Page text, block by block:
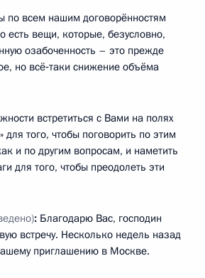
по всем нашим договорённостям
есть вещи, которые, безусловно,
озабоченность – это прежде
но всё‑таки снижение объёма
встретиться с Вами на полях
для того, чтобы поговорить по этим
и по другим вопросам, и наметить
для того, чтобы преодолеть эти
: Благодарю Вас, господин
встречу. Несколько недель назад
приглашению в Москве.